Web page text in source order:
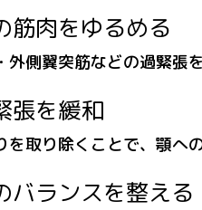
筋肉をゆるめる
側翼突筋などの過緊張
張を緩和
取り除くことで、顎へ
バランスを整える